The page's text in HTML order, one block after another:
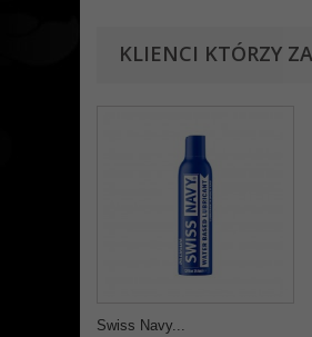
KLIENCI KTÓRZY
Swiss Navy...